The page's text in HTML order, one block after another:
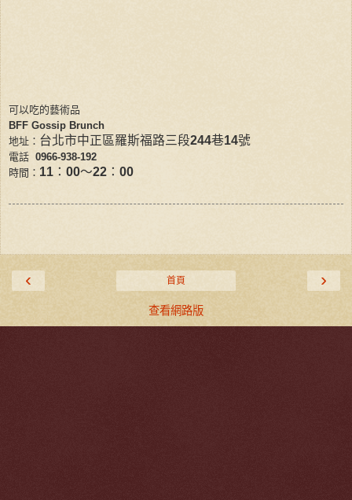
可以吃的藝術品
BFF Gossip Brunch
地址： 台北市中正區羅斯福路三段244巷14號
電話 0966-938-192
時間： 11 ： 00～22 ： 00
‹ ›
首頁
查看網路版